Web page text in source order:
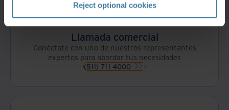
Reject optional cookies
Llamada comercial
Conéctate con uno de nuestros representantes
expertos para abordar tus necesidades
(511) 711 4000